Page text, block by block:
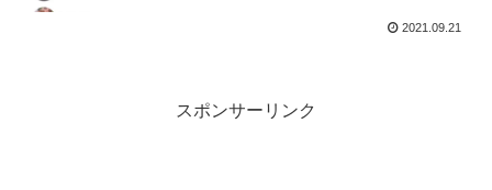
2021.09.21
スポンサーリンク